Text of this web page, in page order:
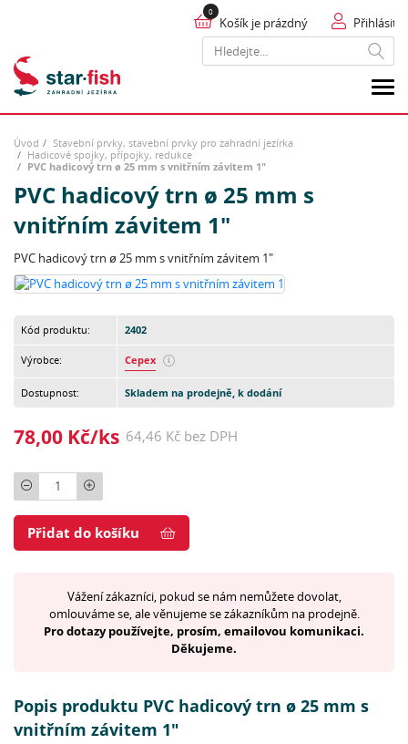
Hledat
Přihlásit
Košík je prázdný
Úvod
Stavební prvky, stavební prvky pro zahradní jezírka
Hadicové spojky, přípojky, redukce
PVC hadicový trn ø 25 mm s vnitřním závitem 1"
PVC hadicový trn ø 25 mm s
vnitřním závitem 1"
PVC hadicový trn ø 25 mm s vnitřním závitem 1"
Kód produktu: 2402
Výrobce: Cepex
Dostupnost: Skladem na prodejně, k dodání
78,00 Kč/ks 64,46 Kč bez DPH
Počet
Přidat do košíku
Vážení zákazníci, pokud se nám nemůžete dovolat,
omlouváme se, ale věnujeme se zákazníkům na prodejně.
Pro dotazy používejte, prosím, emailovou komunikaci.
Děkujeme.
Popis produktu PVC hadicový trn ø 25 mm s
vnitřním závitem 1"